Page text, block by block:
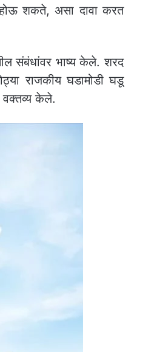
होऊ शकते, असा दावा करत
संबंधांवर भाष्य केले. शरद
राजकीय घडामोडी घडू
वक्तव्य केले.